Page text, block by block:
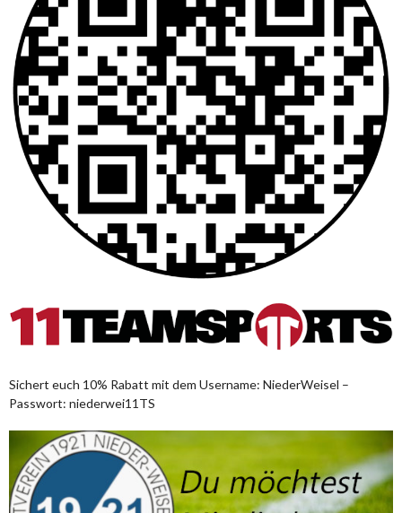
Sichert euch 10% Rabatt mit dem Username: NiederWeisel –
Passwort: niederwei11TS